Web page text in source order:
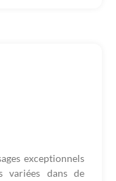
exceptionnels
variées dans de